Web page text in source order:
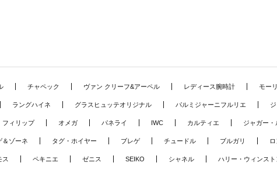
チャペック ヴァン クリーフ&アーペル レディース腕時計 モー
ラングハイネ グラスヒュッテオリジナル パルミジャーニフルリエ
フィリップ オメガ パネライ IWC カルティエ ジャガー・
＆ゾーネ タグ・ホイヤー ブレゲ チュードル ブルガリ
ス ペキニエ ゼニス SEIKO シャネル ハリー・ウィンスト